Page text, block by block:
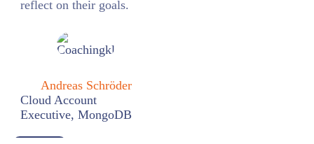
reflect on their goals.
Andreas Schröder
Cloud Account
Executive, MongoDB